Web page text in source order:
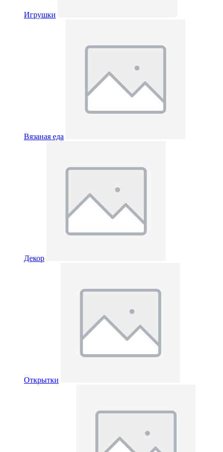
Игрушки
Вязаная еда
Декор
Открытки